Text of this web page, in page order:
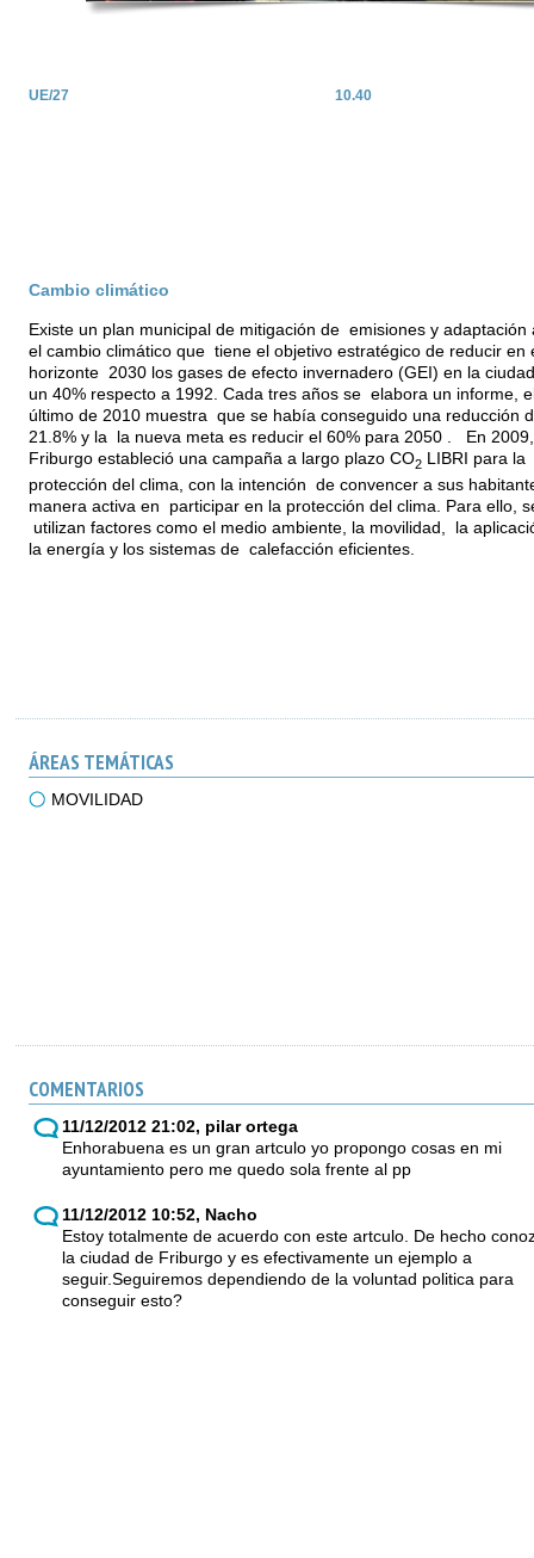
UE/27 10.40
Cambio climático
Existe un plan municipal de mitigación de emisiones y adaptación
el cambio climático que tiene el objetivo estratégico de reducir en
horizonte 2030 los gases de efecto invernadero (GEI) en la
un 40% respecto a 1992. Cada tres años se elabora un informe,
último de 2010 muestra que se había conseguido una reducción
21.8% y la la nueva meta es reducir el 60% para 2050 . En 2009,
Friburgo estableció una campaña a largo plazo CO2LIBRI para la
protección del clima, con la intención de convencer a sus
manera activa en participar en la protección del clima. Para ello,
utilizan factores como el medio ambiente, la movilidad, la
la energía y los sistemas de calefacción eficientes.
ÁREAS TEMÁTICAS
MOVILIDAD
COMENTARIOS
11/12/2012 21:02, pilar ortega
Enhorabuena es un gran artculo yo propongo cosas en mi
ayuntamiento pero me quedo sola frente al pp
11/12/2012 10:52, Nacho
Estoy totalmente de acuerdo con este artculo. De hecho
la ciudad de Friburgo y es efectivamente un ejemplo a
seguir.Seguiremos dependiendo de la voluntad politica para
conseguir esto?